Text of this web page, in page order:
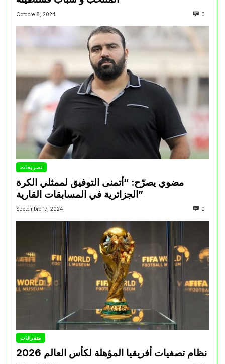
Octobre 8, 2024 0
تصريحات
مضوي يصرّح: “أتمنى التوفيق لممثلي الكرة
الجزائرية في المسابقات القارية”
Septembre 17, 2024 0
متفرقات
نظام تصفيات أفريقيا المؤهلة لكأس العالم 2026